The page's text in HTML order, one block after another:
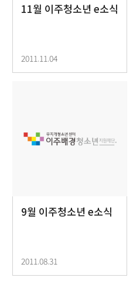
11월 이주청소년 e소식
2011.11.04
9월 이주청소년 e소식
2011.08.31